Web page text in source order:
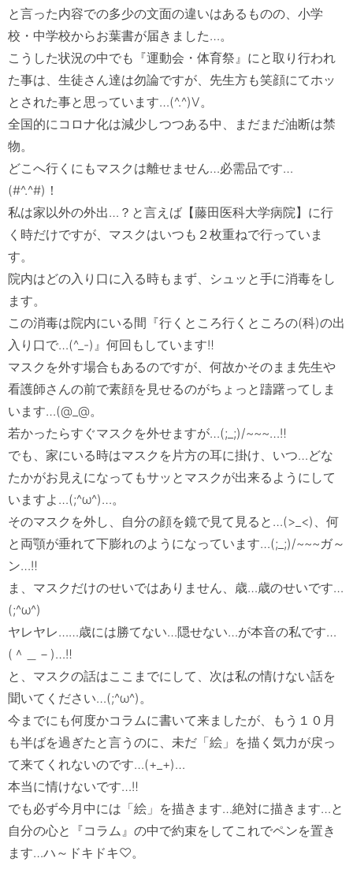
と言った内容での多少の文面の違いはあるものの、小学
校・中学校からお葉書が届きました…。
こうした状況の中でも『運動会・体育祭』にと取り行われ
た事は、生徒さん達は勿論ですが、先生方も笑顔にてホッ
とされた事と思っています…(^.^)Ⅴ。
全国的にコロナ化は減少しつつある中、まだまだ油断は禁
物。
どこへ行くにもマスクは離せません…必需品です…
(#^.^#)！
私は家以外の外出…？と言えば【藤田医科大学病院】に行
く時だけですが、マスクはいつも２枚重ねで行っていま
す。
院内はどの入り口に入る時もまず、シュッと手に消毒をし
ます。
この消毒は院内にいる間『行くところ行くところの(科)の出
入り口で…(^_-)』何回もしています‼
マスクを外す場合もあるのですが、何故かそのまま先生や
看護師さんの前で素顔を見せるのがちょっと躊躇ってしま
います…(@_@。
若かったらすぐマスクを外せますが…(;_;)/~~~…‼
でも、家にいる時はマスクを片方の耳に掛け、いつ…どな
たかがお見えになってもサッとマスクが出来るようにして
いますよ…(;^ω^)…。
そのマスクを外し、自分の顔を鏡で見て見ると…(>_<)、何
と両顎が垂れて下膨れのようになっています…(;_;)/~~~ガ～
ン…‼
ま、マスクだけのせいではありません、歳…歳のせいです…
(;^ω^)
ヤレヤレ……歳には勝てない…隠せない…が本音の私です…
(＾＿－)…‼
と、マスクの話はここまでにして、次は私の情けない話を
聞いてください…(;^ω^)。
今までにも何度かコラムに書いて来ましたが、もう１０月
も半ばを過ぎたと言うのに、未だ「絵」を描く気力が戻っ
て来てくれないのです…(+_+)…
本当に情けないです…‼
でも必ず今月中には「絵」を描きます…絶対に描きます…と
自分の心と『コラム』の中で約束をしてこれでペンを置き